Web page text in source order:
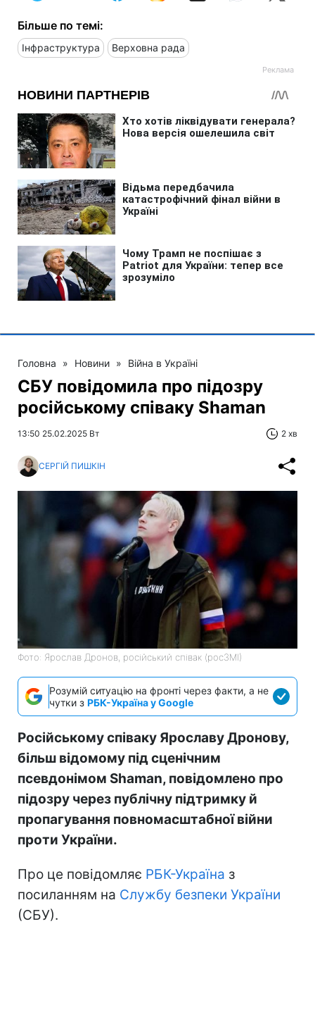
Більше по темі:
Інфраструктура Верховна рада
Головна » Новини » Війна в Україні
СБУ повідомила про підозру
російському співаку Shaman
13:50 25.02.2025 Вт 2 хв
СЕРГІЙ ПИШКІН
Фото: Ярослав Дронов, російський співак (росЗМІ)
Розумій ситуацію на фронті через факти, а не
чутки з РБК-Україна у Google
Російському співаку Ярославу Дронову,
більш відомому під сценічним
псевдонімом Shaman, повідомлено про
підозру через публічну підтримку й
пропагування повномасштабної війни
проти України.
Про це повідомляє РБК-Україна з
посиланням на Службу безпеки України
(СБУ).